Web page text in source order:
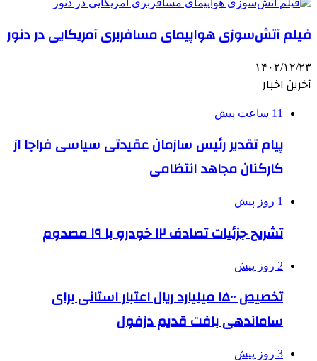
فیلم آتش‌سوزی هواپیمای مسافربری آمریکایی در دنور
۱۴۰۲/۱۲/۲۳
آخرین اخبار
11 ساعت پیش
پیام تقدیر رئیس سازمان عقیدتی سیاسی فراجا از
کارکنان مجاهد انتظامی
1 روز پیش
تشریح جزئیات تصادف ۱۲ خودرو با ۱۹ مصدوم
2 روز پیش
تخصیص ۱۵۰۰ میلیارد ریال اعتبار استانی برای
ساماندهی بافت قدیم دزفول
3 روز پیش